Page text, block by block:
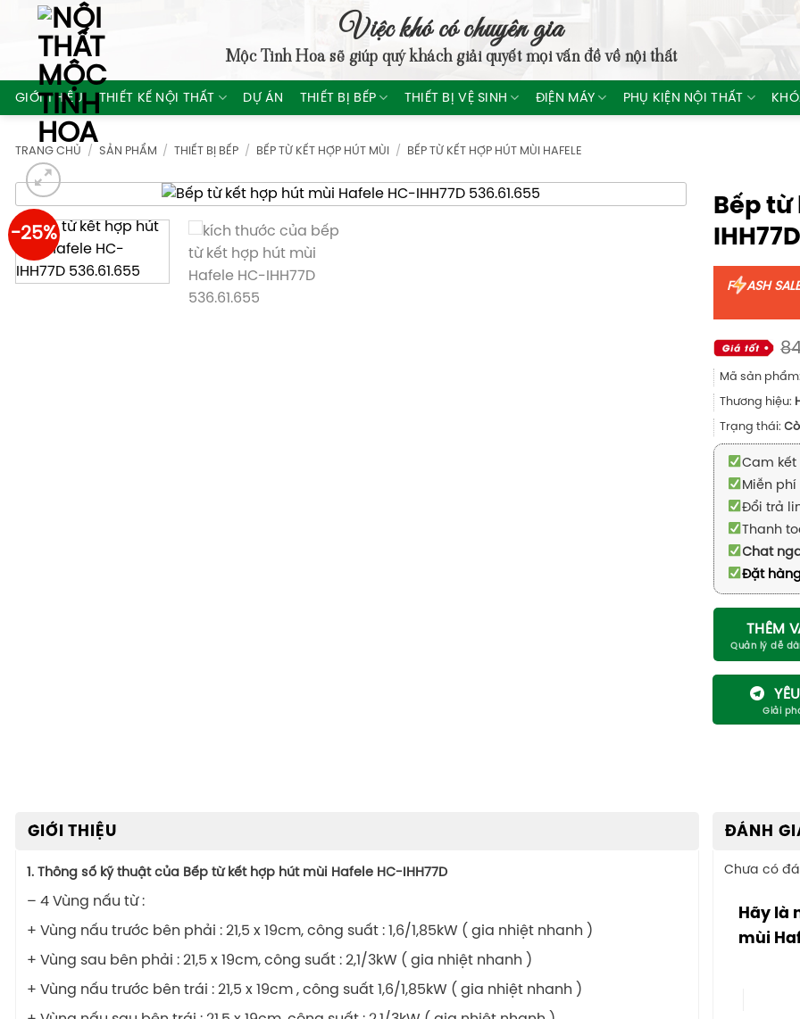
content
Việc khó có chuyên gia
Mộc Tinh Hoasẽ giúp quý khách giải quyết mọi vấn đề về nội thất
GIỚI THIỆU THIẾT KẾ NỘI THẤT DỰ ÁN THIẾT BỊ BẾP THIẾT BỊ VỆ SINH ĐIỆN MÁY PHỤ KIỆN NỘI THẤT
TRANG CHỦ / SẢN PHẨM / THIẾT BỊ BẾP / BẾP TỪ KẾT HỢP HÚT MÙI / BẾP TỪ KẾT HỢP HÚT MÙI HAFELE
-25%
Bếp
F ASH SALE
Mã sản
Thương hiệu:
Trạng thái:
Cam kết
Miễn
Đổi trả
Thanh
Chat
Đặt
THÊM
GIỚI THIỆU
1. Thông số kỹ thuật của Bếp từ kết hợp hút mùi Hafele HC-IHH77D
– 4 Vùng nấu từ :
+ Vùng nấu trước bên phải : 21,5 x 19cm, công suất : 1,6/1,85kW ( gia nhiệt nhanh )
+ Vùng sau bên phải : 21,5 x 19cm, công suất : 2,1/3kW ( gia nhiệt nhanh )
+ Vùng nấu trước bên trái : 21,5 x 19cm , công suất 1,6/1,85kW ( gia nhiệt nhanh )
ĐÁNH
Chưa có
Hãy là
mùi